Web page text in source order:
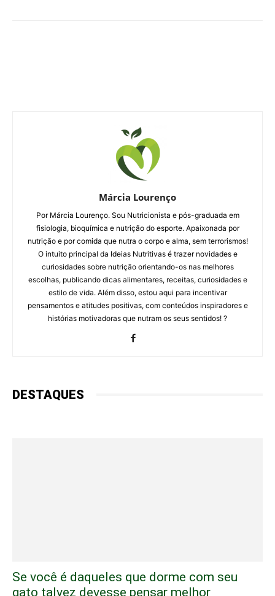
Márcia Lourenço
Por Márcia Lourenço. Sou Nutricionista e pós-graduada em
fisiologia, bioquímica e nutrição do esporte. Apaixonada por
nutrição e por comida que nutra o corpo e alma, sem terrorismos!
O intuito principal da Ideias Nutritivas é trazer novidades e
curiosidades sobre nutrição orientando-os nas melhores
escolhas, publicando dicas alimentares, receitas, curiosidades e
estilo de vida. Além disso, estou aqui para incentivar
pensamentos e atitudes positivas, com conteúdos inspiradores e
histórias motivadoras que nutram os seus sentidos! ?
DESTAQUES
Se você é daqueles que dorme com seu
gato talvez devesse pensar melhor